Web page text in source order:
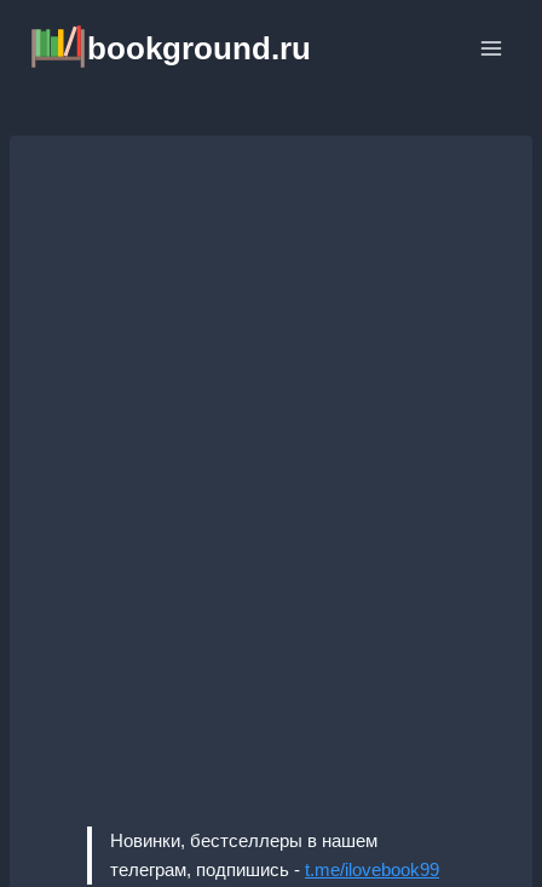
содержимому
bookground.ru
Новинки, бестселлеры в нашем
телеграм, подпишись - t.me/ilovebook99